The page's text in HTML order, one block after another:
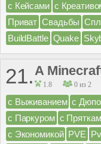
с Кейсами с
Приват Свадьбы
BuildBattle Quake
21.A
1.8 0 из 2
с Выживанием с
с Паркуром с
с Экономикой PVE